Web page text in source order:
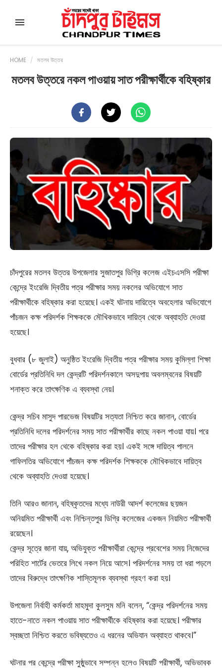
HOME / মতলব উত্তর
মতলব উত্তরে নকল পাওয়ায় সাত পরীক্ষার্থীকে বহিষ্কার
চাঁদপুরের মতলব উত্তর উপজেলার সুজাতপুর ডিগ্রি কলেজ এইচএসসি পরীক্ষা
কেন্দ্রে ইংরেজি দ্বিতীয় পত্র পরীক্ষার সময় নকলের অভিযোগে সাত
পরীক্ষার্থীকে বহিষ্কার করা হয়েছে। একই ঘটনায় দায়িত্বে অবহেলার অভিযোগে
পাঁচজন কক্ষ পরিদর্শক শিক্ষককে মৌখিকভাবে দায়িত্ব থেকে অব্যাহতি দেওয়া
হয়েছে।
বুধবার (৮ জুলাই) অনুষ্ঠিত ইংরেজি দ্বিতীয় পত্র পরীক্ষার সময় কুমিল্লা শিক্ষা
বোর্ডের প্রতিনিধি দল কেন্দ্রটি পরিদর্শনকালে অসদুপায় অবলম্বনের বিষয়টি
শনাক্ত করে তাৎক্ষণিক এ ব্যবস্থা নেয়।
কেন্দ্র সচিব মাসুদ পারভেজ বিষয়টির সত্যতা নিশ্চিত করে জানান, বোর্ডের
প্রতিনিধি দলের পরিদর্শনের সময় সাত পরীক্ষার্থীর কাছে নকল পাওয়া যায়। পরে
তাদের পরীক্ষার হল থেকে বহিষ্কার করা হয়। একই সঙ্গে দায়িত্ব পালনে
গাফিলতির অভিযোগে পাঁচজন কক্ষ পরিদর্শক শিক্ষককে মৌখিকভাবে দায়িত্ব
থেকে অব্যাহতি দেওয়া হয়েছে।
তিনি আরও জানান, বহিষ্কৃতদের মধ্যে নাউরী আদর্শ কলেজের ছয়জন
অনিয়মিত পরীক্ষার্থী এবং নিশ্চিন্তপুর ডিগ্রি কলেজের একজন নিয়মিত পরীক্ষার্থী
রয়েছেন।
কেন্দ্র সূত্রে জানা যায়, অভিযুক্ত পরীক্ষার্থীরা কেন্দ্রে প্রবেশের সময় নিজেদের
পরিহিত শার্টের ভেতরে লিখে নকল নিয়ে আসে। পরিদর্শনের সময় তা ধরা পড়লে
তাদের বিরুদ্ধে তাৎক্ষণিক শাস্তিমূলক ব্যবস্থা গ্রহণ করা হয়।
উপজেলা নির্বাহী কর্মকর্তা মাহমুদা কুলসুম মনি বলেন, “কেন্দ্র পরিদর্শনের সময়
হাতে-নাতে নকল পাওয়ায় সাত পরীক্ষার্থীকে বহিষ্কার করা হয়েছে। পরীক্ষার
স্বচ্ছতা নিশ্চিত করতে ভবিষ্যতেও এ ধরনের অভিযান অব্যাহত থাকবে।”
ঘটনার পর কেন্দ্রে পরীক্ষা সুষ্ঠুভাবে সম্পন্ন হলেও বিষয়টি পরীক্ষার্থী, অভিভাবক